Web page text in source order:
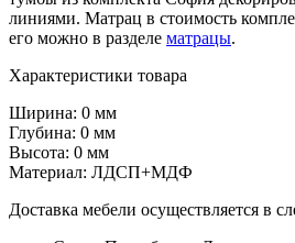
линиями. Матрац в стоимость
его можно в разделе матрацы.
Характеристики товара
Ширина: 0 мм
Глубина: 0 мм
Высота: 0 мм
Материал: ЛДСП+МДФ
Доставка мебели осуществляется в